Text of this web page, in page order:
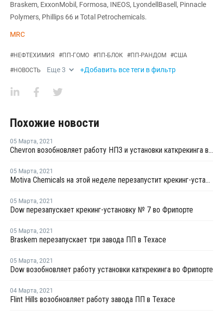
Braskem, ExxonMobil, Formosa, INEOS, LyondellBasell, Pinnacle
Polymers, Phillips 66 и Total Petrochemicals.
MRC
#НЕФТЕХИМИЯ #ПП-ГОМО #ПП-БЛОК #ПП-РАНДОМ #США
#НОВОСТЬ Еще3 +Добавить все теги в фильтр
Похожие новости
05 Марта, 2021
Chevron возобновляет работу НПЗ и установки каткрекинга в Пасадене
05 Марта, 2021
Motiva Chemicals на этой неделе перезапустит крекинг-установку в Порт-Артуре
05 Марта, 2021
Dow перезапускает крекинг-установку № 7 во Фрипорте
05 Марта, 2021
Braskem перезапускает три завода ПП в Техасе
05 Марта, 2021
Dow возобновляет работу установки каткрекинга во Фрипорте
04 Марта, 2021
Flint Hills возобновляет работу завода ПП в Техасе